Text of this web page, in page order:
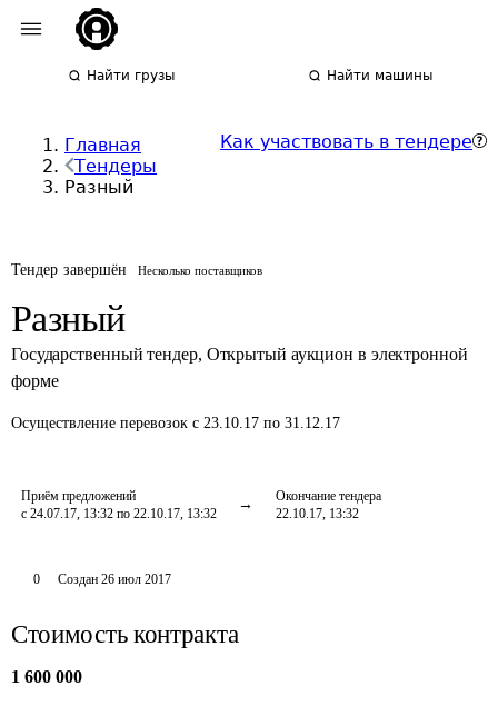
Найти грузы Найти машины
Главная
Тендеры
Разный
Как участвовать в тендере
Тендер завершён Несколько поставщиков
Разный
Государственный тендер, Открытый аукцион в электронной
форме
Осуществление перевозок с 23.10.17 по 31.12.17
Приём предложений
с 24.07.17, 13:32 по 22.10.17, 13:32
Окончание тендера
22.10.17, 13:32
0 Создан 26 июл 2017
Стоимость контракта
1 600 000